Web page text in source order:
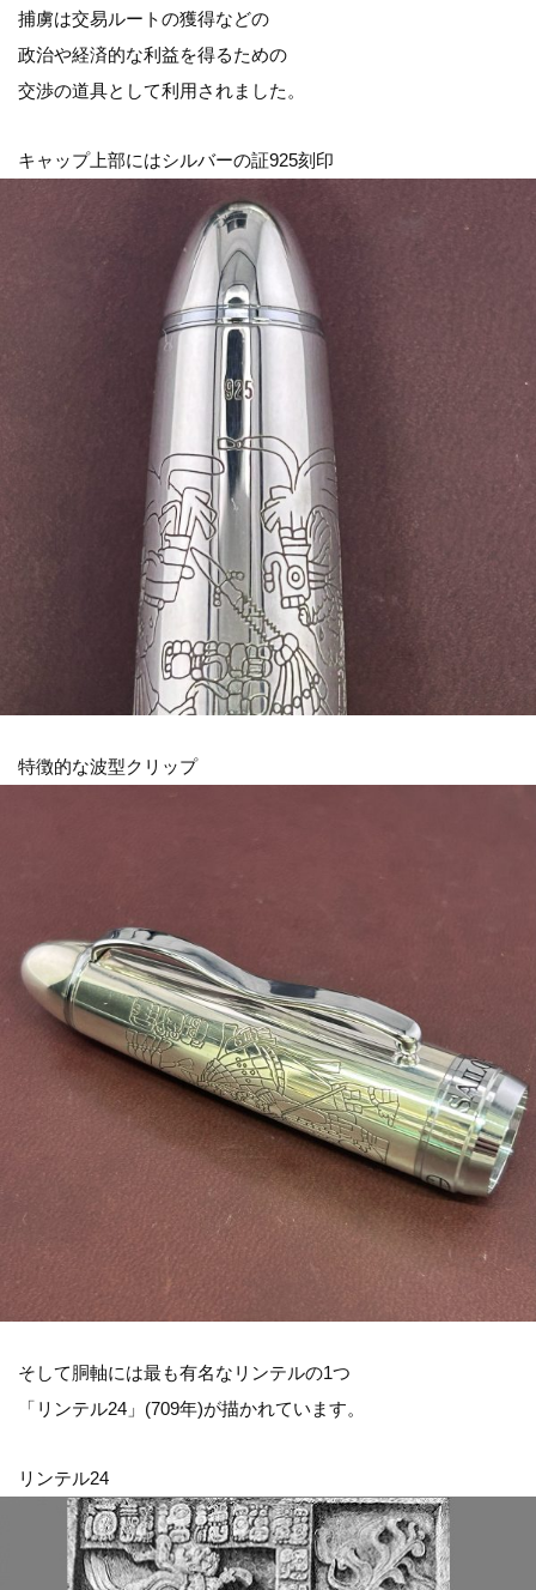
捕虜は交易ルートの獲得などの
政治や経済的な利益を得るための
交渉の道具として利用されました。
キャップ上部にはシルバーの証925刻印
特徴的な波型クリップ
そして胴軸には最も有名なリンテルの1つ
「リンテル24」(709年)が描かれています。
リンテル24